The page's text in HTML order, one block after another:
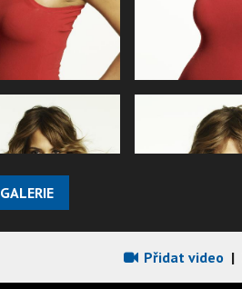
GALERIE
Přidat video |